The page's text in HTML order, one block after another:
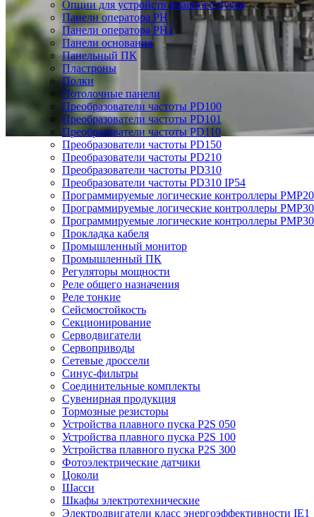
Опции для устройств плавного пуска
Панели оператора PH
Панели оператора PH1
Панели основания
Панельный ПК
Пластроны
Полки
Потолочные панели
Преобразователи частоты PD100
Преобразователи частоты PD101
Преобразователи частоты PD110
Преобразователи частоты PD150
Преобразователи частоты PD210
Преобразователи частоты PD310
Преобразователи частоты PD310 IP54
Программируемые логические контроллеры PMP20
Программируемые логические контроллеры PMP30
Программируемые логические контроллеры
Прокладка кабеля
Промышленный монитор
Промышленный ПК
Регуляторы мощности
Реле общего назначения
Реле тонкие
Сейсмостойкость
Секционирование
Серводвигатели
Сервоприводы
Сетевые дроссели
Синус-фильтры
Соединительные комплекты
Сувенирная продукция
Тормозные резисторы
Устройства плавного пуска P2S 050
Устройства плавного пуска P2S 100
Устройства плавного пуска P2S 300
Фотоэлектрические датчики
Цоколи
Шасси
Шкафы электротехнические
Электродвигатели класс энергоэффективности IE1